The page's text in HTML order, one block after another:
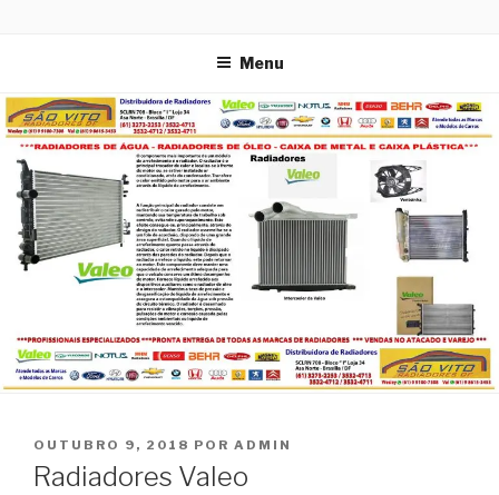
Menu
OUTUBRO 9, 2018 POR ADMIN
Radiadores Valeo